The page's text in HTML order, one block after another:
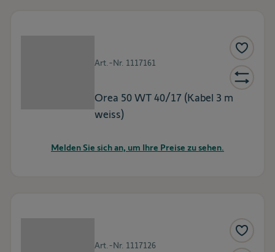
Art.-Nr. 1117161
Orea 50 WT 40/17 (Kabel 3 m
weiss)
Melden Sie sich an, um Ihre Preise zu sehen.
Art.-Nr. 1117126